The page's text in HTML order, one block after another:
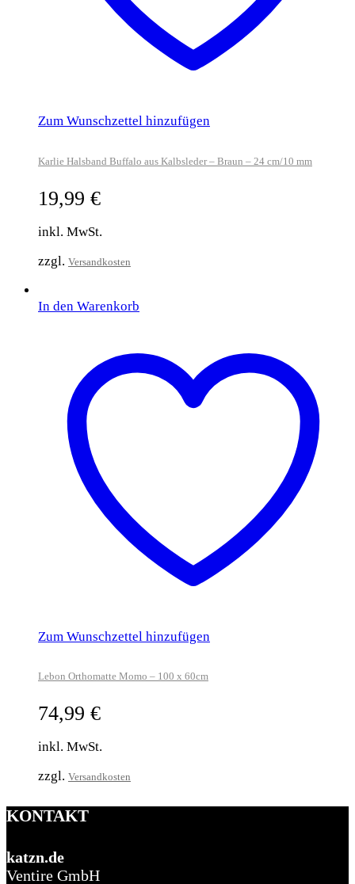
Zum Wunschzettel hinzufügen
Karlie Halsband Buffalo aus Kalbsleder – Braun – 24 cm/10 mm
19,99 €
inkl. MwSt.
zzgl. Versandkosten
In den Warenkorb
Zum Wunschzettel hinzufügen
Lebon Orthomatte Momo – 100 x 60cm
74,99 €
inkl. MwSt.
zzgl. Versandkosten
KONTAKT
katzn.de
Ventire GmbH